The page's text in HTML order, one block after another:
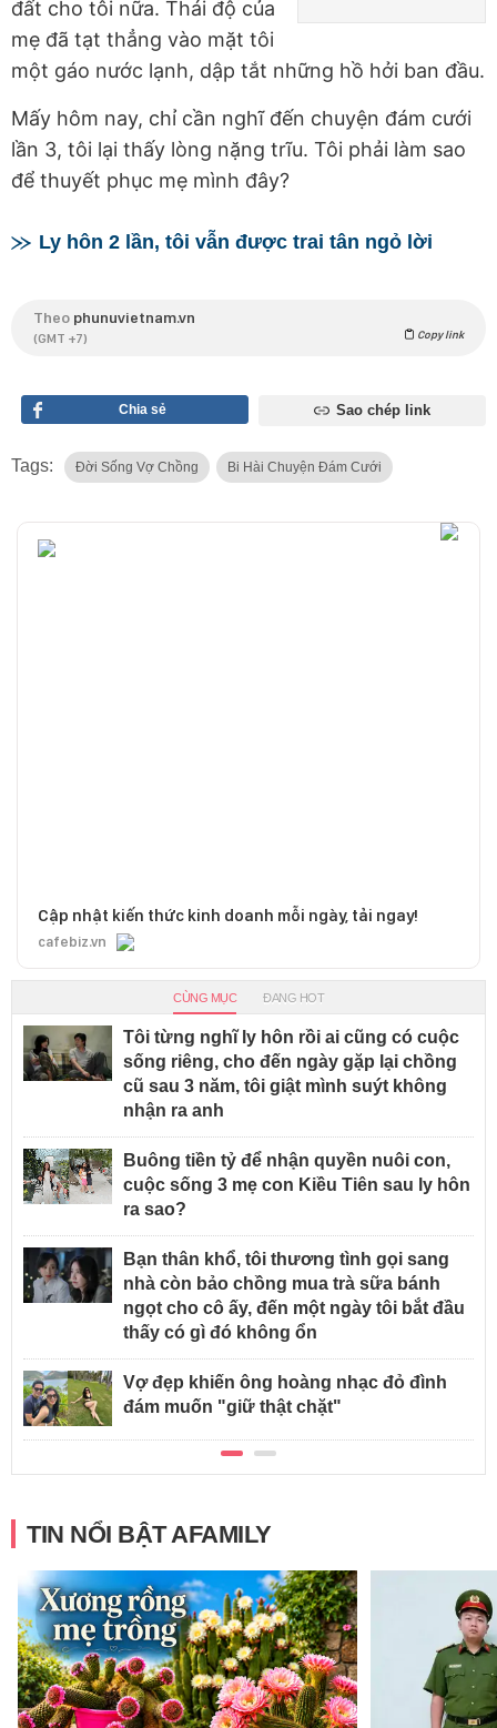
đất cho tôi nữa. Thái độ của
mẹ đã tạt thẳng vào mặt tôi
một gáo nước lạnh, dập tắt những hồ hởi ban đầu.
Mấy hôm nay, chỉ cần nghĩ đến chuyện đám cưới
lần 3, tôi lại thấy lòng nặng trĩu. Tôi phải làm sao
để thuyết phục mẹ mình đây?
Ly hôn 2 lần, tôi vẫn được trai tân ngỏ lời
Theo phunuvietnam.vn
(GMT +7) Copy link
Chia sẻ Sao chép link
Tags: Đời Sống Vợ Chồng Bi Hài Chuyện Đám Cưới
Cập nhật kiến thức kinh doanh mỗi ngày, tải ngay!
cafebiz.vn
CÙNG MỤC ĐANG HOT
Tôi từng nghĩ ly hôn rồi ai cũng có cuộc
sống riêng, cho đến ngày gặp lại chồng
cũ sau 3 năm, tôi giật mình suýt không
nhận ra anh
Buông tiền tỷ để nhận quyền nuôi con,
cuộc sống 3 mẹ con Kiều Tiên sau ly hôn
ra sao?
Bạn thân khổ, tôi thương tình gọi sang
nhà còn bảo chồng mua trà sữa bánh
ngọt cho cô ấy, đến một ngày tôi bắt đầu
thấy có gì đó không ổn
Vợ đẹp khiến ông hoàng nhạc đỏ đình
đám muốn "giữ thật chặt"
TIN NỔI BẬT AFAMILY